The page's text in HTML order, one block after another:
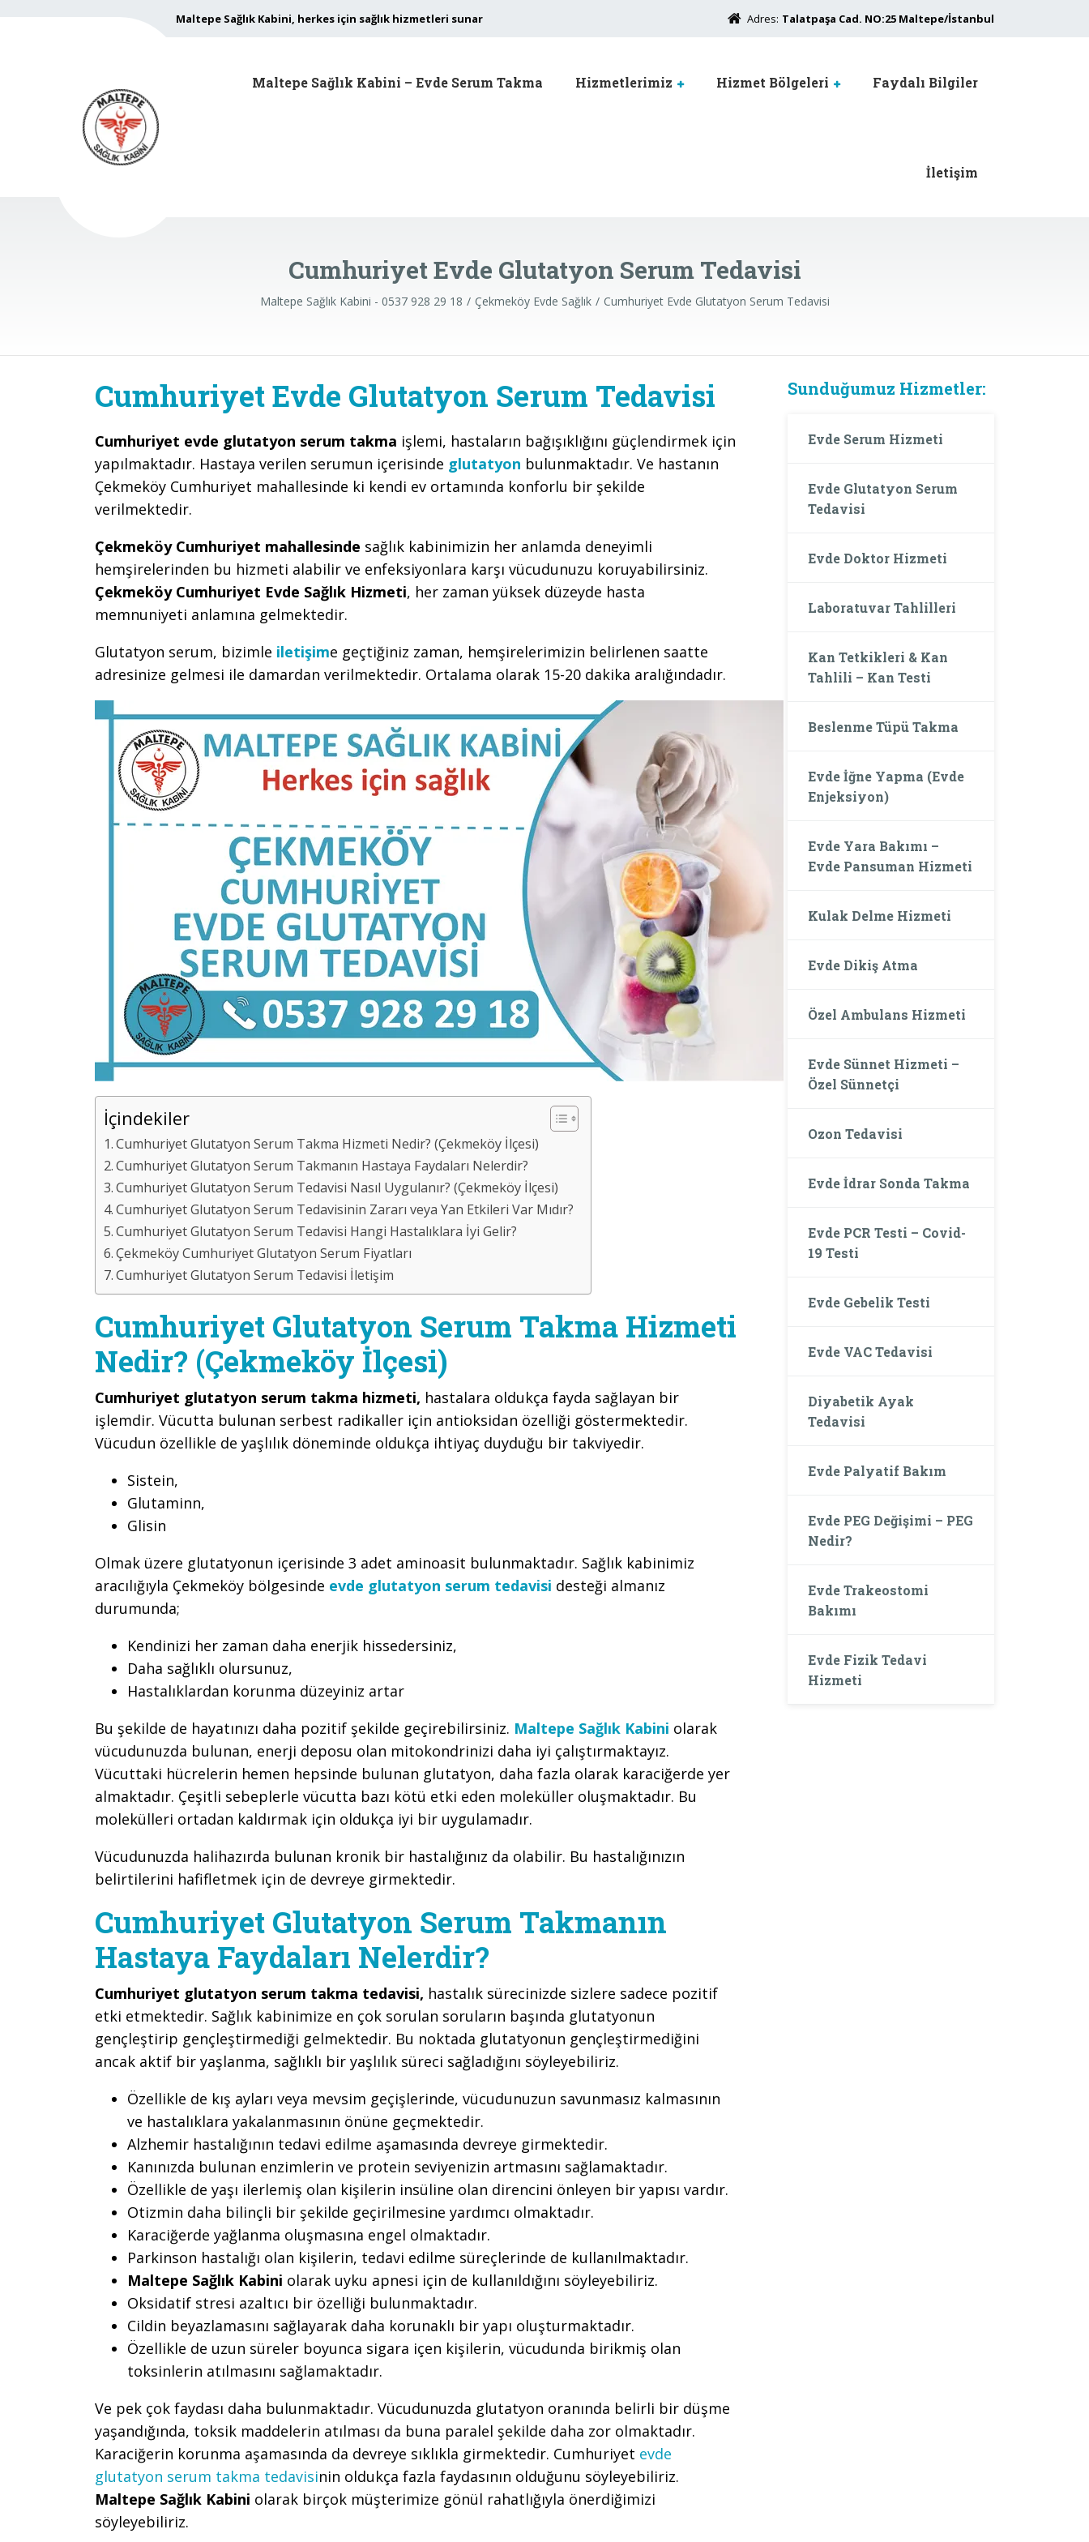
Maltepe Sağlık Kabini, herkes için sağlık hizmetleri sunar Adres: Talatpaşa Cad. NO:25 Maltepe/İstanbul
Maltepe Sağlık Kabini – Evde Serum Takma Hizmetlerimiz Hizmet Bölgeleri Faydalı Bilgiler
İletişim
Cumhuriyet Evde Glutatyon Serum Tedavisi
Maltepe Sağlık Kabini - 0537 928 29 18 Çekmeköy Evde Sağlık Cumhuriyet Evde Glutatyon Serum Tedavisi
Cumhuriyet Evde Glutatyon Serum Tedavisi
Cumhuriyet evde glutatyon serum takma işlemi, hastaların bağışıklığını güçlendirmek için
yapılmaktadır. Hastaya verilen serumun içerisinde glutatyon bulunmaktadır. Ve hastanın
Çekmeköy Cumhuriyet mahallesinde ki kendi ev ortamında konforlu bir şekilde
verilmektedir.
Çekmeköy Cumhuriyet mahallesinde sağlık kabinimizin her anlamda deneyimli
hemşirelerinden bu hizmeti alabilir ve enfeksiyonlara karşı vücudunuzu koruyabilirsiniz.
Çekmeköy Cumhuriyet Evde Sağlık Hizmeti, her zaman yüksek düzeyde hasta
memnuniyeti anlamına gelmektedir.
Glutatyon serum, bizimle iletişime geçtiğiniz zaman, hemşirelerimizin belirlenen saatte
adresinize gelmesi ile damardan verilmektedir. Ortalama olarak 15-20 dakika aralığındadır.
İçindekiler
Cumhuriyet Glutatyon Serum Takma Hizmeti Nedir? (Çekmeköy İlçesi)
Cumhuriyet Glutatyon Serum Takmanın Hastaya Faydaları Nelerdir?
Cumhuriyet Glutatyon Serum Tedavisi Nasıl Uygulanır? (Çekmeköy İlçesi)
Cumhuriyet Glutatyon Serum Tedavisinin Zararı veya Yan Etkileri Var Mıdır?
Cumhuriyet Glutatyon Serum Tedavisi Hangi Hastalıklara İyi Gelir?
Çekmeköy Cumhuriyet Glutatyon Serum Fiyatları
Cumhuriyet Glutatyon Serum Tedavisi İletişim
Cumhuriyet Glutatyon Serum Takma Hizmeti
Nedir? (Çekmeköy İlçesi)
Cumhuriyet glutatyon serum takma hizmeti, hastalara oldukça fayda sağlayan bir
işlemdir. Vücutta bulunan serbest radikaller için antioksidan özelliği göstermektedir.
Vücudun özellikle de yaşlılık döneminde oldukça ihtiyaç duyduğu bir takviyedir.
Sistein,
Glutaminn,
Glisin
Olmak üzere glutatyonun içerisinde 3 adet aminoasit bulunmaktadır. Sağlık kabinimiz
aracılığıyla Çekmeköy bölgesinde evde glutatyon serum tedavisi desteği almanız
durumunda;
Kendinizi her zaman daha enerjik hissedersiniz,
Daha sağlıklı olursunuz,
Hastalıklardan korunma düzeyiniz artar
Bu şekilde de hayatınızı daha pozitif şekilde geçirebilirsiniz. Maltepe Sağlık Kabini olarak
vücudunuzda bulunan, enerji deposu olan mitokondrinizi daha iyi çalıştırmaktayız.
Vücuttaki hücrelerin hemen hepsinde bulunan glutatyon, daha fazla olarak karaciğerde yer
almaktadır. Çeşitli sebeplerle vücutta bazı kötü etki eden moleküller oluşmaktadır. Bu
molekülleri ortadan kaldırmak için oldukça iyi bir uygulamadır.
Vücudunuzda halihazırda bulunan kronik bir hastalığınız da olabilir. Bu hastalığınızın
belirtilerini hafifletmek için de devreye girmektedir.
Cumhuriyet Glutatyon Serum Takmanın
Hastaya Faydaları Nelerdir?
Cumhuriyet glutatyon serum takma tedavisi, hastalık sürecinizde sizlere sadece pozitif
etki etmektedir. Sağlık kabinimize en çok sorulan soruların başında glutatyonun
gençleştirip gençleştirmediği gelmektedir. Bu noktada glutatyonun gençleştirmediğini
ancak aktif bir yaşlanma, sağlıklı bir yaşlılık süreci sağladığını söyleyebiliriz.
Özellikle de kış ayları veya mevsim geçişlerinde, vücudunuzun savunmasız kalmasının
ve hastalıklara yakalanmasının önüne geçmektedir.
Alzhemir hastalığının tedavi edilme aşamasında devreye girmektedir.
Kanınızda bulunan enzimlerin ve protein seviyenizin artmasını sağlamaktadır.
Özellikle de yaşı ilerlemiş olan kişilerin insüline olan direncini önleyen bir yapısı vardır.
Otizmin daha bilinçli bir şekilde geçirilmesine yardımcı olmaktadır.
Karaciğerde yağlanma oluşmasına engel olmaktadır.
Parkinson hastalığı olan kişilerin, tedavi edilme süreçlerinde de kullanılmaktadır.
Maltepe Sağlık Kabini olarak uyku apnesi için de kullanıldığını söyleyebiliriz.
Oksidatif stresi azaltıcı bir özelliği bulunmaktadır.
Cildin beyazlamasını sağlayarak daha korunaklı bir yapı oluşturmaktadır.
Özellikle de uzun süreler boyunca sigara içen kişilerin, vücudunda birikmiş olan
toksinlerin atılmasını sağlamaktadır.
Ve pek çok faydası daha bulunmaktadır. Vücudunuzda glutatyon oranında belirli bir düşme
yaşandığında, toksik maddelerin atılması da buna paralel şekilde daha zor olmaktadır.
Karaciğerin korunma aşamasında da devreye sıklıkla girmektedir. Cumhuriyet evde
glutatyon serum takma tedavisinin oldukça fazla faydasının olduğunu söyleyebiliriz.
Maltepe Sağlık Kabini olarak birçok müşterimize gönül rahatlığıyla önerdiğimizi
söyleyebiliriz.
Sunduğumuz Hizmetler:
Evde Serum Hizmeti
Evde Glutatyon Serum
Tedavisi
Evde Doktor Hizmeti
Laboratuvar Tahlilleri
Kan Tetkikleri & Kan
Tahlili – Kan Testi
Beslenme Tüpü Takma
Evde İğne Yapma (Evde
Enjeksiyon)
Evde Yara Bakımı –
Evde Pansuman Hizmeti
Kulak Delme Hizmeti
Evde Dikiş Atma
Özel Ambulans Hizmeti
Evde Sünnet Hizmeti –
Özel Sünnetçi
Ozon Tedavisi
Evde İdrar Sonda Takma
Evde PCR Testi – Covid-
19 Testi
Evde Gebelik Testi
Evde VAC Tedavisi
Diyabetik Ayak
Tedavisi
Evde Palyatif Bakım
Evde PEG Değişimi – PEG
Nedir?
Evde Trakeostomi
Bakımı
Evde Fizik Tedavi
Hizmeti